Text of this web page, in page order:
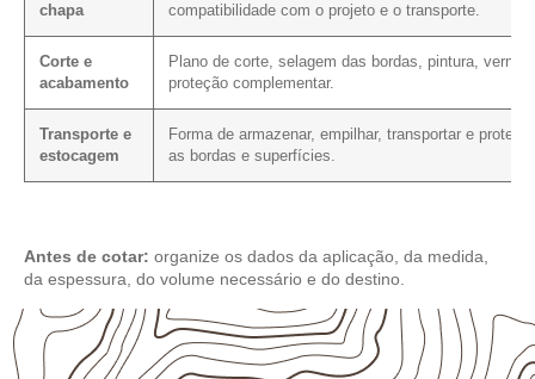
chapa
compatibilidade com o projeto e o transporte.
Corte e
acabamento
Plano de corte, selagem das bordas, pintura, verniz
proteção complementar.
Transporte e
estocagem
Forma de armazenar, empilhar, transportar e proteger
as bordas e superfícies.
Antes de cotar: organize os dados da aplicação, da medida,
da espessura, do volume necessário e do destino.